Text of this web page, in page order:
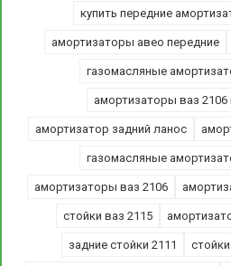
купить передние
амортизаторы авео передние
газомасляные
амортизаторы ваз
амортизатор задний ланос
газомасляные
амортизаторы ваз 2106
стойки ваз 2115
задние стойки 2111